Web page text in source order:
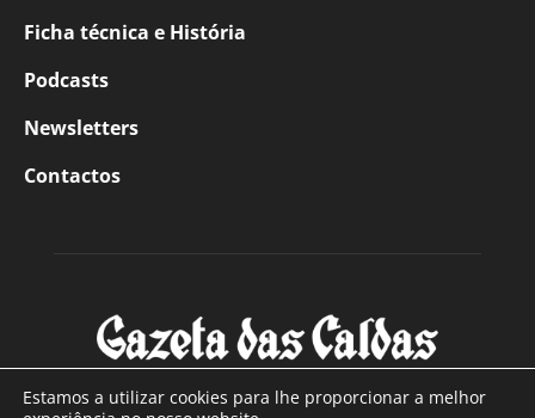
Ficha técnica e História
Podcasts
Newsletters
Contactos
Estamos a utilizar cookies para lhe proporcionar a melhor